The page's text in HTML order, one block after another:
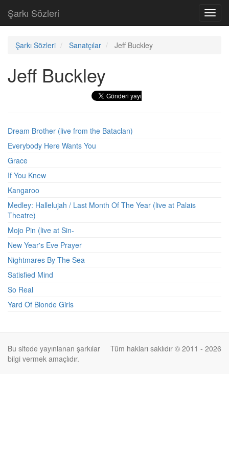
Şarkı Sözleri
Şarkı Sözleri Sanatçılar Jeff Buckley
Jeff Buckley
Dream Brother (live from the Bataclan)
Everybody Here Wants You
Grace
If You Knew
Kangaroo
Medley: Hallelujah / Last Month Of The Year (live at Palais
Theatre)
Mojo Pin (live at Sin-
New Year's Eve Prayer
Nightmares By The Sea
Satisfied Mind
So Real
Yard Of Blonde Girls
Tüm hakları saklıdır © 2011 - 2026
Bu sitede yayınlanan şarkılar
bilgi vermek amaçlıdır.